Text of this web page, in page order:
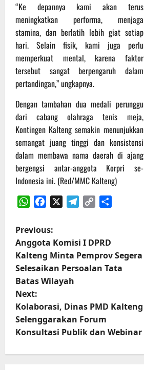
“Ke depannya kami akan terus
meningkatkan performa, menjaga
stamina, dan berlatih lebih giat setiap
hari. Selain fisik, kami juga perlu
memperkuat mental, karena faktor
tersebut sangat berpengaruh dalam
pertandingan,” ungkapnya.
Dengan tambahan dua medali perunggu
dari cabang olahraga tenis meja,
Kontingen Kalteng semakin menunjukkan
semangat juang tinggi dan konsistensi
dalam membawa nama daerah di ajang
bergengsi antar-anggota Korpri se-
Indonesia ini. (Red/MMC Kalteng)
WhatsAppFacebook Telegram
Copy
P
o
s
t
n
a
Previous:
Anggota Komisi I DPRD
Kalteng Minta Pemprov Segera
Selesaikan Persoalan Tata
Batas Wilayah
Next:
Kolaborasi, Dinas PMD Kalteng
Selenggarakan Forum
Konsultasi Publik dan Webinar